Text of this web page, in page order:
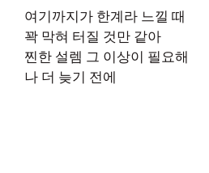
여기까지가 한계라 느낄 때
꽉 막혀 터질 것만 같아
찐한 설렘 그 이상이 필요해
나 더 늦기 전에